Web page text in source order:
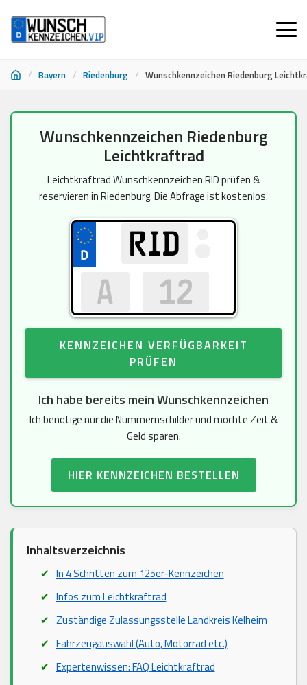
/ Bayern / Riedenburg / Wunschkennzeichen Riedenburg
Wunschkennzeichen Riedenburg
Leichtkraftrad
Leichtkraftrad Wunschkennzeichen RID prüfen &
reservieren in Riedenburg. Die Abfrage ist kostenlos.
KENNZEICHEN VERFÜGBARKEIT
PRÜFEN
Ich habe bereits mein Wunschkennzeichen
Ich benötige nur die Nummernschilder und möchte Zeit &
Geld sparen.
HIER KENNZEICHEN BESTELLEN
Inhaltsverzeichnis
In 4 Schritten zum 125er-Kennzeichen
Infos zum Leichtkraftrad
Zuständige Zulassungsstelle Landkreis Kelheim
Fahrzeugauswahl (Auto, Motorrad etc.)
Expertenwissen: FAQ Leichtkraftrad